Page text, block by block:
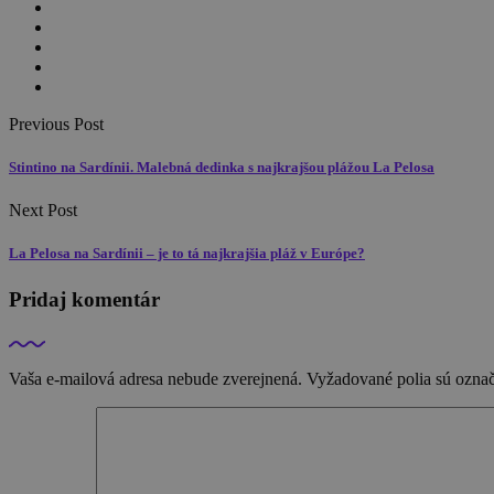
Previous Post
Stintino na Sardínii. Malebná dedinka s najkrajšou plážou La Pelosa
Next Post
La Pelosa na Sardínii – je to tá najkrajšia pláž v Európe?
Pridaj komentár
Vaša e-mailová adresa nebude zverejnená. Vyžadované polia sú